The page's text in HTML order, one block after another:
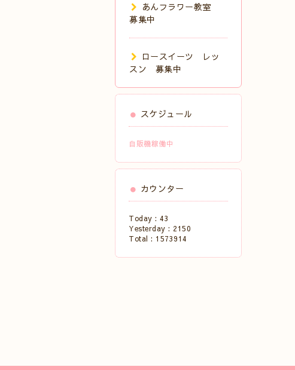
あんフラワー教室
募集中
ロースイーツ レッ
スン 募集中
スケジュール
自販機稼働中
カウンター
Today : 43
Yesterday : 2150
Total : 1573914